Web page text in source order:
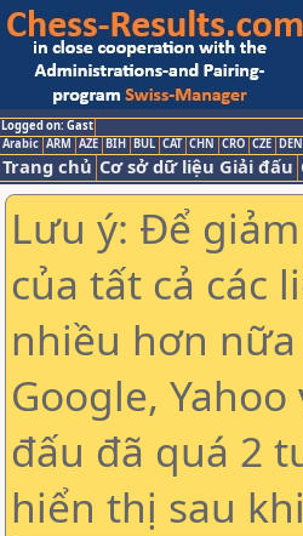
Logged on: Gast
Arabic ARM AZE BIH BUL CAT CHN CRO CZE DEN
Trang chủ Cơ sở dữ liệu Giải đấu
Lưu ý: Để
của tất cả các
nhiều hơn
Google,
đấu đã quá 2
hiển thị sau